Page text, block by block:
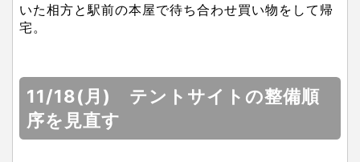
いた相方と駅前の本屋で待ち合わせ買い物をして帰
宅。
11/18(月) テントサイトの整備順
序を見直す